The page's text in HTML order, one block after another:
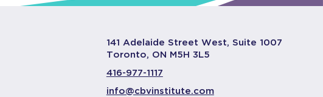
141 Adelaide Street West, Suite 1007
Toronto, ON M5H 3L5
416-977-1117
info@cbvinstitute.com